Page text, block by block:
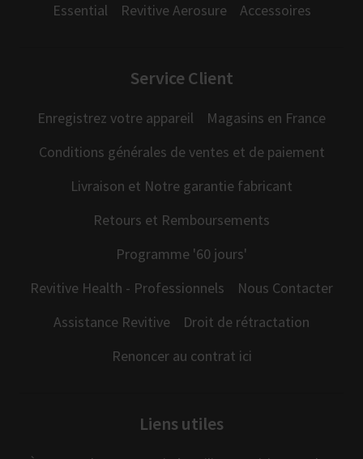
Essential
Revitive Aerosure Accessoires
Service Client
Enregistrez votre appareil
Magasins en France
Conditions générales de ventes et de paiement
Livraison et Notre garantie fabricant
Retours et Remboursements
Programme '60 jours'
Revitive Health - Professionnels
Nous Contacter
Assistance Revitive
Droit de rétractation
Renoncer au contrat ici
Liens utiles